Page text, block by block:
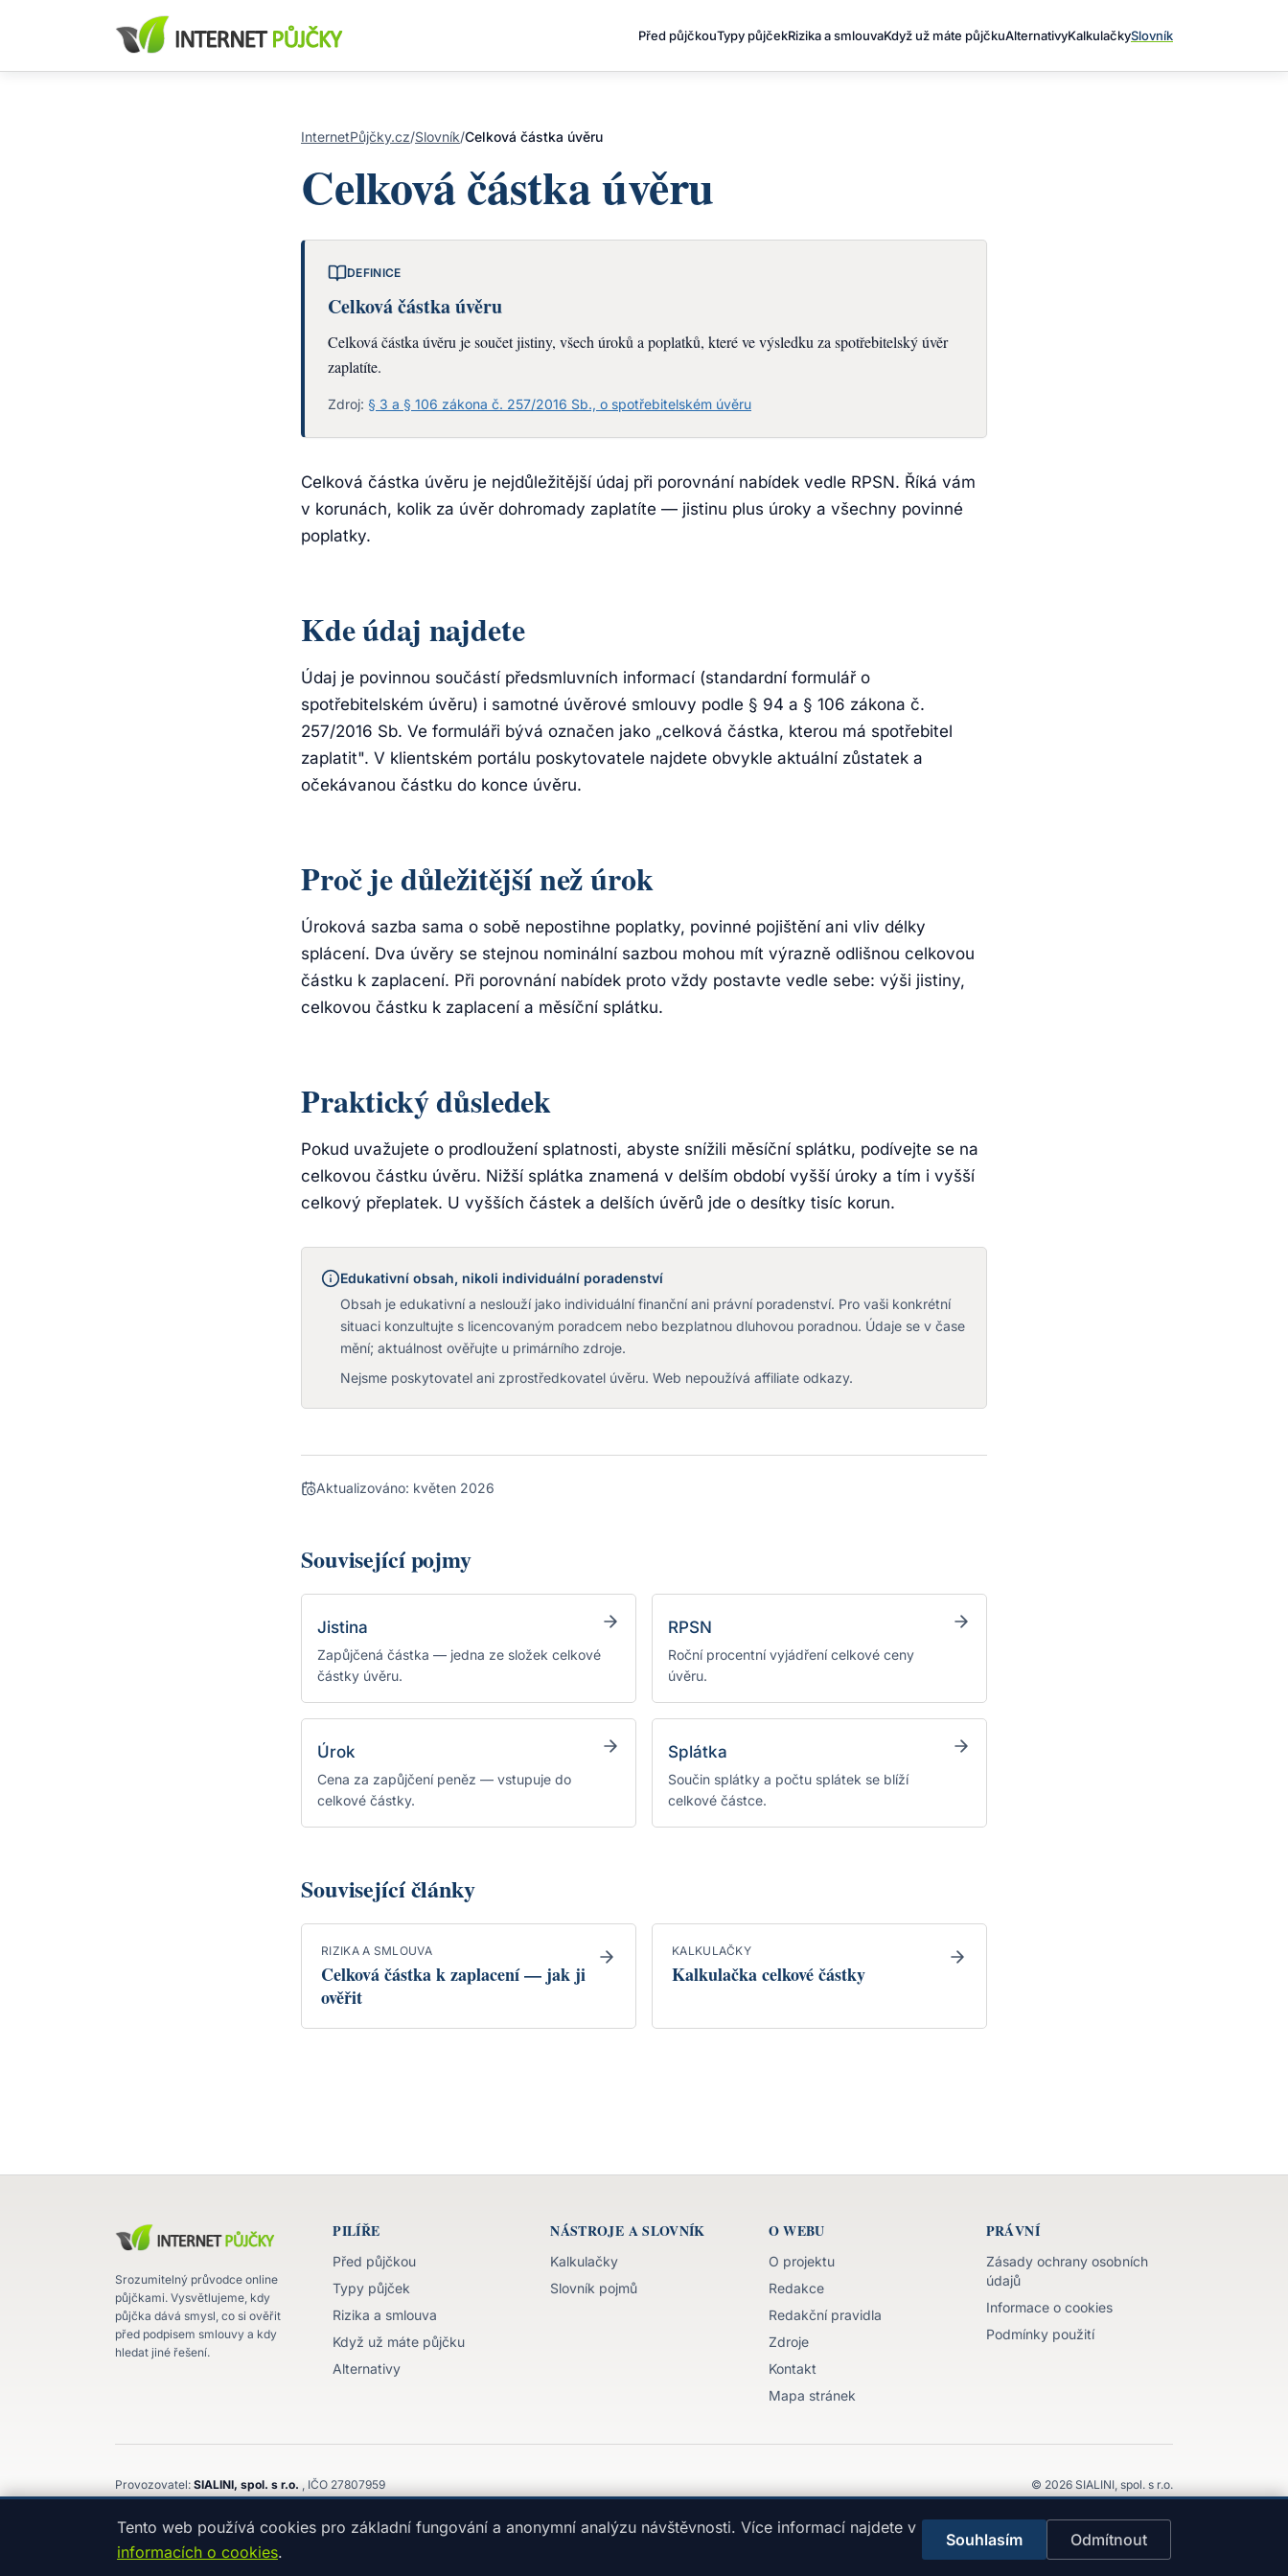
Před půjčkouTypy půjčekRizika a smlouvaKdyž už máte půjčkuAlternativyKalkulačkySlovník
InternetPůjčky.cz/Slovník/Celková částka úvěru
Celková částka úvěru
DEFINICE
Celková částka úvěru
Celková částka úvěru je součet jistiny, všech úroků a poplatků, které ve výsledku za spotřebitelský úvěr
zaplatíte.
Zdroj: § 3 a § 106 zákona č. 257/2016 Sb., o spotřebitelském úvěru
Celková částka úvěru je nejdůležitější údaj při porovnání nabídek vedle RPSN. Říká vám
v korunách, kolik za úvěr dohromady zaplatíte — jistinu plus úroky a všechny povinné
poplatky.
Kde údaj najdete
Údaj je povinnou součástí předsmluvních informací (standardní formulář o
spotřebitelském úvěru) i samotné úvěrové smlouvy podle § 94 a § 106 zákona č.
257/2016 Sb. Ve formuláři bývá označen jako „celková částka, kterou má spotřebitel
zaplatit". V klientském portálu poskytovatele najdete obvykle aktuální zůstatek a
očekávanou částku do konce úvěru.
Proč je důležitější než úrok
Úroková sazba sama o sobě nepostihne poplatky, povinné pojištění ani vliv délky
splácení. Dva úvěry se stejnou nominální sazbou mohou mít výrazně odlišnou celkovou
částku k zaplacení. Při porovnání nabídek proto vždy postavte vedle sebe: výši jistiny,
celkovou částku k zaplacení a měsíční splátku.
Praktický důsledek
Pokud uvažujete o prodloužení splatnosti, abyste snížili měsíční splátku, podívejte se na
celkovou částku úvěru. Nižší splátka znamená v delším období vyšší úroky a tím i vyšší
celkový přeplatek. U vyšších částek a delších úvěrů jde o desítky tisíc korun.
Edukativní obsah, nikoli individuální poradenství
Obsah je edukativní a neslouží jako individuální finanční ani právní poradenství. Pro vaši konkrétní
situaci konzultujte s licencovaným poradcem nebo bezplatnou dluhovou poradnou. Údaje se v čase
mění; aktuálnost ověřujte u primárního zdroje.
Nejsme poskytovatel ani zprostředkovatel úvěru. Web nepoužívá affiliate odkazy.
Aktualizováno: květen 2026
Související pojmy
Jistina
Zapůjčená částka — jedna ze složek celkové
částky úvěru.
RPSN
Roční procentní vyjádření celkové ceny
úvěru.
Úrok
Cena za zapůjčení peněz — vstupuje do
celkové částky.
Splátka
Součin splátky a počtu splátek se blíží
celkové částce.
Související články
RIZIKA A SMLOUVA
Celková částka k zaplacení — jak ji
ověřit
KALKULAČKY
Kalkulačka celkové částky
Srozumitelný průvodce online
půjčkami. Vysvětlujeme, kdy
půjčka dává smysl, co si ověřit
před podpisem smlouvy a kdy
hledat jiné řešení.
PILÍŘE
Před půjčkou
Typy půjček
Rizika a smlouva
Když už máte půjčku
Alternativy
NÁSTROJE A SLOVNÍK
Kalkulačky
Slovník pojmů
O WEBU
O projektu
Redakce
Redakční pravidla
Zdroje
Kontakt
Mapa stránek
PRÁVNÍ
Zásady ochrany osobních
údajů
Informace o cookies
Podmínky použití
Provozovatel: SIALINI, spol. s r.o. , IČO 27807959
© 2026 SIALINI, spol. s r.o.
za rozhodnutí učiněná na základě obsahu webu.
Tento web používá cookies pro základní fungování a anonymní analýzu návštěvnosti. Více informací najdete v
informacích o cookies.
Souhlasím Odmítnout